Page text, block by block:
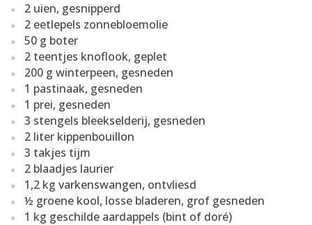
2 uien, gesnipperd
2 eetlepels zonnebloemolie
50 g boter
2 teentjes knoflook, geplet
200 g winterpeen, gesneden
1 pastinaak, gesneden
1 prei, gesneden
3 stengels bleekselderij, gesneden
2 liter kippenbouillon
3 takjes tijm
2 blaadjes laurier
1,2 kg varkenswangen, ontvliesd
½ groene kool, losse bladeren, grof gesneden
1 kg geschilde aardappels (bint of doré)